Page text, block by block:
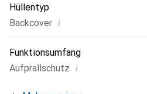
Hüllentyp
Backcover i
Funktionsumfang
Aufprallschutz i